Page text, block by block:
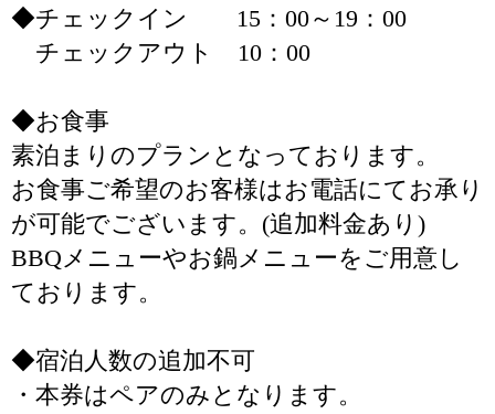
◆チェックイン 15：00～19：00
チェックアウト 10：00
◆お食事
素泊まりのプランとなっております。
お食事ご希望のお客様はお電話にてお承り
が可能でございます。(追加料金あり)
BBQメニューやお鍋メニューをご用意し
ております。
◆宿泊人数の追加不可
・本券はペアのみとなります。